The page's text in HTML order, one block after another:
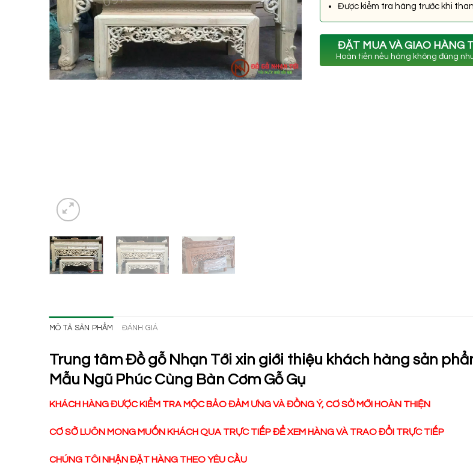
Được kiểm tra hàng trước khi
ĐẶT MUA VÀ GIAO HÀNG
Hoàn tiền nếu hàng không đúng
MÔ TẢ SẢN PHẨM ĐÁNH GIÁ
Trung tâm Đồ gỗ Nhạn Tới xin giới thiệu khách hàng sản
Mẫu Ngũ Phúc Cùng Bàn Cơm Gỗ Gụ
KHÁCH HÀNG ĐƯỢC KIỂM TRA MỘC BẢO ĐẢM ƯNG VÀ ĐỒNG Ý, CƠ SỞ MỚI HOÀN THIỆN
CƠ SỞ LUÔN MONG MUỐN KHÁCH QUA TRỰC TIẾP ĐỂ XEM HÀNG VÀ TRAO ĐỔI TRỰC TIẾP
CHÚNG TÔI NHẬN ĐẶT HÀNG THEO YÊU CẦU